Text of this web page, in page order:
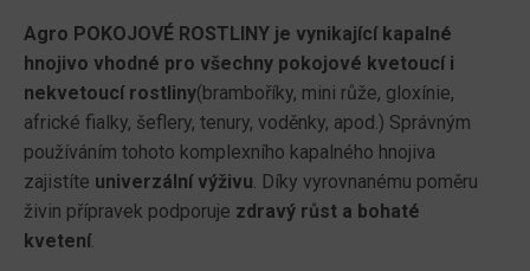
Agro POKOJOVÉ ROSTLINY je vynikající kapalné
hnojivo vhodné pro všechny pokojové kvetoucí i
nekvetoucí rostliny(bramboříky, mini růže, gloxínie,
africké fialky, šeflery, tenury, voděnky, apod.) Správným
používáním tohoto komplexního kapalného hnojiva
zajistíte univerzální výživu. Díky vyrovnanému poměru
živin přípravek podporuje zdravý růst a bohaté
kvetení.